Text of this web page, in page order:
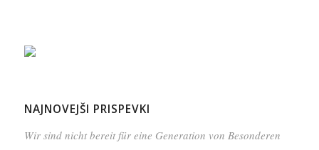
NAJNOVEJŠI PRISPEVKI
Wir sind nicht bereit für eine Generation von Besonderen